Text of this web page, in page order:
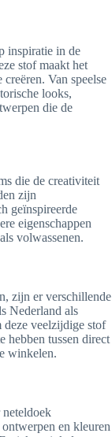
inspiratie in de
stof maakt het
Van speelse
looks,
die de
die de creativiteit
zijn
geïnspireerde
eigenschappen
volwassenen.
zijn er verschillende
Nederland als
veelzijdige stof
hebben tussen direct
winkelen.
en kleuren